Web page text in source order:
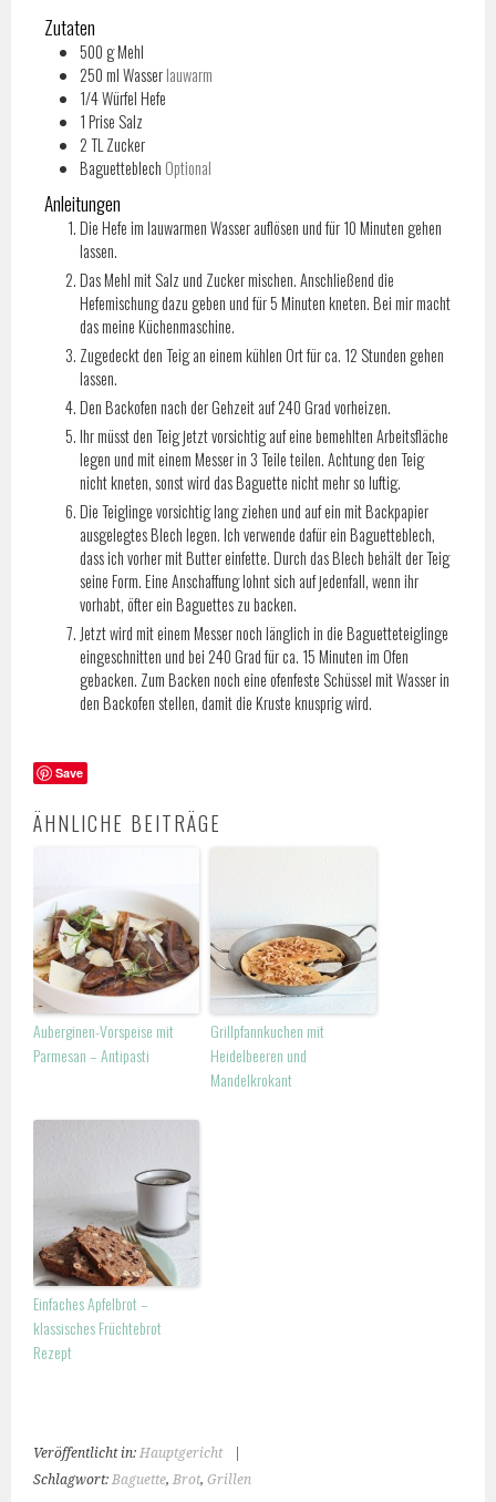
Zutaten
500 gMehl
250 ml Wasserlauwarm
1/4Würfel Hefe
1 Prise Salz
2 TLZucker
Baguetteblech Optional
Anleitungen
Die Hefe im lauwarmen Wasser auflösen und für 10 Minuten gehen
lassen.
Das Mehl mit Salz und Zucker mischen. Anschließend die
Hefemischung dazu geben und für 5 Minuten kneten. Bei mir macht
das meine Küchenmaschine.
Zugedeckt den Teig an einem kühlen Ort für ca. 12 Stunden gehen
lassen.
Den Backofen nach der Gehzeit auf 240 Grad vorheizen.
Ihr müsst den Teig jetzt vorsichtig auf eine bemehlten Arbeitsfläche
legen und mit einem Messer in 3 Teile teilen. Achtung den Teig
nicht kneten, sonst wird das Baguette nicht mehr so luftig.
Die Teiglinge vorsichtig lang ziehen und auf ein mit Backpapier
ausgelegtes Blech legen. Ich verwende dafür ein Baguetteblech,
dass ich vorher mit Butter einfette. Durch das Blech behält der Teig
seine Form. Eine Anschaffung lohnt sich auf jedenfall, wenn ihr
vorhabt, öfter ein Baguettes zu backen.
Jetzt wird mit einem Messer noch länglich in die Baguetteteiglinge
eingeschnitten und bei 240 Grad für ca. 15 Minuten im Ofen
gebacken. Zum Backen noch eine ofenfeste Schüssel mit Wasser in
den Backofen stellen, damit die Kruste knusprig wird.
Save
ÄHNLICHE BEITRÄGE
Auberginen-Vorspeise mit
Parmesan – Antipasti
Grillpfannkuchen mit
Heidelbeeren und
Mandelkrokant
Einfaches Apfelbrot –
klassisches Früchtebrot
Rezept
Veröffentlicht in:Hauptgericht
Schlagwort:Baguette,Brot,Grillen